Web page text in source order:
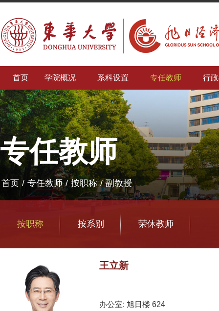
首页 学院概况 系科设置 专任教师 行
专任教师
首页 / 专任教师 / 按职称 / 副教授
按职称 按系别 荣休教师
王立新
办公室: 旭日楼 624